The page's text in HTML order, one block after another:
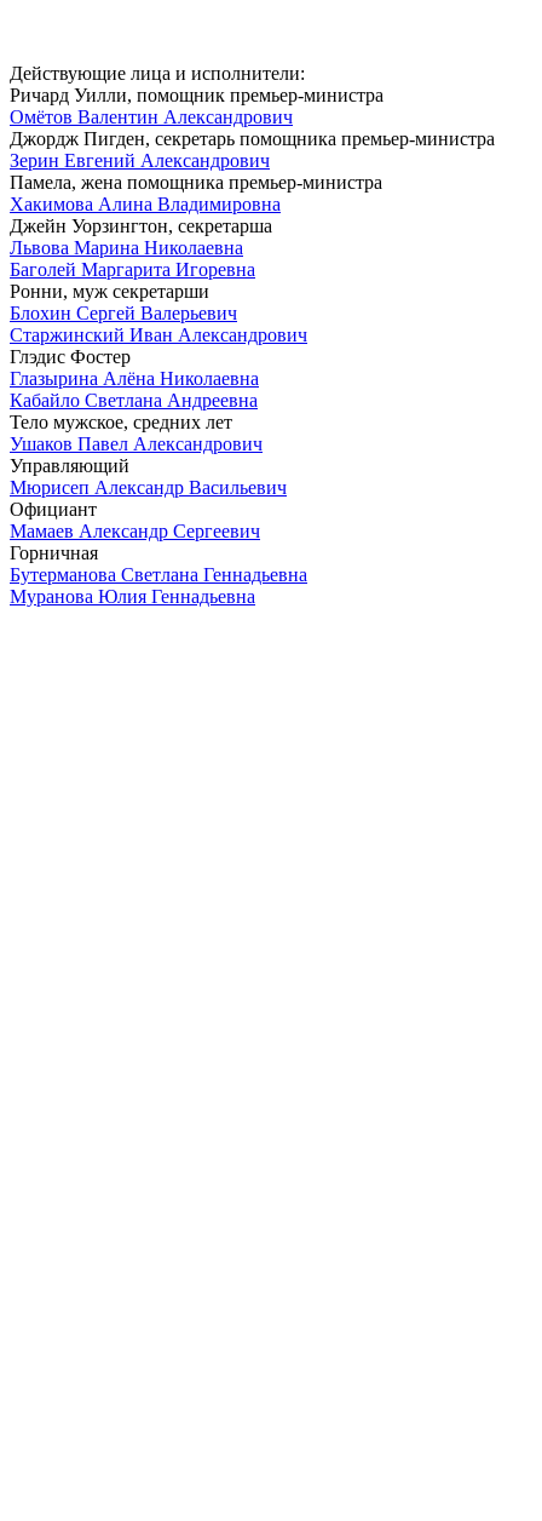
Действующие лица и исполнители:
Ричард Уилли, помощник премьер-министра
Омётов Валентин Александрович
Джордж Пигден, секретарь помощника премьер-министра
Зерин Евгений Александрович
Памела, жена помощника премьер-министра
Хакимова Алина Владимировна
Джейн Уорзингтон, секретарша
Львова Марина Николаевна
Баголей Маргарита Игоревна
Ронни, муж секретарши
Блохин Сергей Валерьевич
Старжинский Иван Александрович
Глэдис Фостер
Глазырина Алёна Николаевна
Кабайло Светлана Андреевна
Тело мужское, средних лет
Ушаков Павел Александрович
Управляющий
Мюрисеп Александр Васильевич
Официант
Мамаев Александр Сергеевич
Горничная
Бутерманова Светлана Геннадьевна
Муранова Юлия Геннадьевна